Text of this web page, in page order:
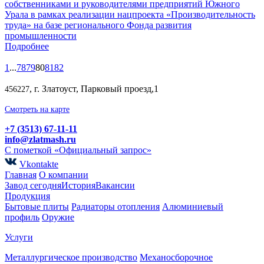
собственниками и руководителями предприятий Южного
Урала в рамках реализации нацпроекта «Производительность
труда» на базе регионального Фонда развития
промышленности
Подробнее
1 ...7879808182
456227, г. Златоуст, Парковый проезд,1
Смотреть на карте
+7 (3513) 67-11-11
info@zlatmash.ru
С пометкой «Официальный запрос»
Vkontakte
Главная О компании
Завод сегодняИсторияВакансии
Продукция
Бытовые плиты Радиаторы отопления Алюминиевый
профиль Оружие
Услуги
Металлургическое производство Механосборочное